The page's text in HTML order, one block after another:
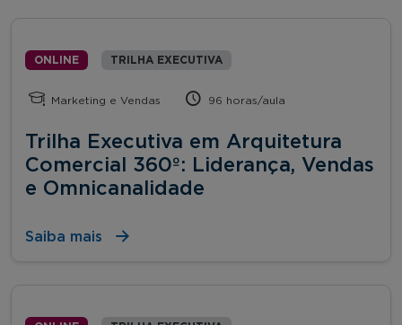
ONLINE TRILHA EXECUTIVA
Marketing e Vendas 96 horas/aula
Trilha Executiva em Arquitetura
Comercial 360º: Liderança, Vendas
e Omnicanalidade
Saiba mais